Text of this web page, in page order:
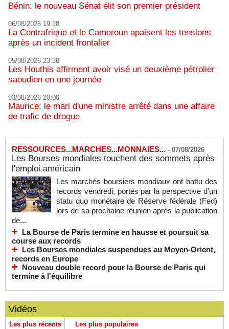
Bénin: le nouveau Sénat élit son premier président
06/08/2026 19:18
La Centrafrique et le Cameroun apaisent les tensions
après un incident frontalier
05/08/2026 23:38
Les Houthis affirment avoir visé un deuxième pétrolier
saoudien en une journée
03/08/2026 20:00
Maurice: le mari d'une ministre arrêté dans une affaire
de trafic de drogue
RESSOURCES...MARCHES...MONNAIES... - 07/08/2026
Les Bourses mondiales touchent des sommets après
l'emploi américain
Les marchés boursiers mondiaux ont battu des
records vendredi, portés par la perspective d'un
statu quo monétaire de Réserve fédérale (Fed)
lors de sa prochaine réunion après la publication
de...
La Bourse de Paris termine en hausse et poursuit sa
course aux records
Les Bourses mondiales suspendues au Moyen-Orient,
records en Europe
Nouveau double record pour la Bourse de Paris qui
termine à l'équilibre
Vidéos
Les plus récents Les plus populaires